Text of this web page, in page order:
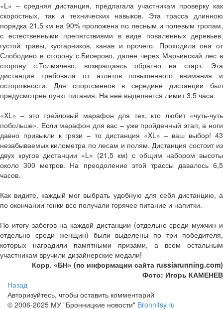
«L» – средняя дистанция, предлагала участникам проверку как
скоростных, так и технических навыков. Эта трасса длинною
порядка 21,5 км на 90% проложена по лесным и полевым тропам,
с естественными препятствиями в виде поваленных деревьев,
густой травы, кустарников, канав и прочего. Проходила она от
Слободино в сторону с.Бисерово, далее через Марьинский лес в
сторону с.Толмачево, возвращаясь обратно на старт. Эта
дистанция требовала от атлетов повышенного внимания и
осторожности. Для спортсменов в середине дистанции был
предусмотрен пункт питания. На неё выделяется лимит 3,5 часа.
«XL» – это трейловый марафон для тех, кто любит «чуть-чуть
побольше». Если марафон для вас – уже пройденный этап, а ноги
давно привыкли к грязи – то дистанция «XL» – ваш выбор! 43
незабываемых километра по лесам и полям. Дистанция состоит из
двух кругов дистанции «L» (21,5 км) с общим набором высоты
около 300 метров. На преодоление этой трассы давалось 6,5
часов.
Как видите, каждый мог выбрать удобную для себя дистанцию, а
по окончании гонки все получали горячее питание и напитки.
По итогу забегов на каждой дистанции (отдельно среди мужчин и
отдельно среди женщин) были выделены по три победителя,
которых наградили памятными призами, а всем остальным
участникам вручили дизайнерские медали!
Корр. «БН» (по информации сайта russiarunning.com)
Фото: Игорь КАМЕНЕВ
Назад
Авторизуйтесь, чтобы оставить комментарий
© 2006-2025 МУ "Бронницкие новости" Bronnitsy.ru